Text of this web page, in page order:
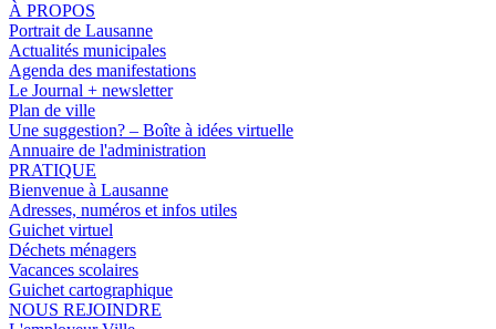
À PROPOS
Portrait de Lausanne
Actualités municipales
Agenda des manifestations
Le Journal + newsletter
Plan de ville
Une suggestion? – Boîte à idées virtuelle
Annuaire de l'administration
PRATIQUE
Bienvenue à Lausanne
Adresses, numéros et infos utiles
Guichet virtuel
Déchets ménagers
Vacances scolaires
Guichet cartographique
NOUS REJOINDRE